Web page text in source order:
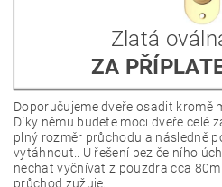
Zlatá
ZA
Doporučujeme dveře osadit kromě
Díky němu budete moci dveře celé
plný rozměr průchodu a následně
vytáhnout.. U řešení bez čelního
nechat vyčnívat z pouzdra cca
průchod zužuje.